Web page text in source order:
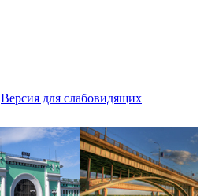
Версия для слабовидящих